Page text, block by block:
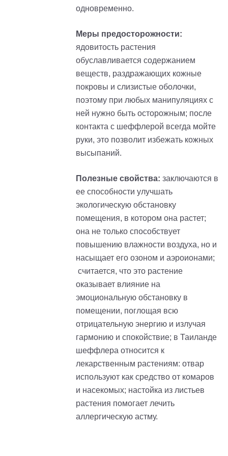
одновременно.
Меры предосторожности:
ядовитость растения
обуславливается содержанием
веществ, раздражающих кожные
покровы и слизистые оболочки,
поэтому при любых манипуляциях с
ней нужно быть осторожным; после
контакта с шеффлерой всегда мойте
руки, это позволит избежать кожных
высыпаний.
Полезные свойства: заключаются в
ее способности улучшать
экологическую обстановку
помещения, в котором она растет;
она не только способствует
повышению влажности воздуха, но и
насыщает его озоном и аэроионами;
считается, что это растение
оказывает влияние на
эмоциональную обстановку в
помещении, поглощая всю
отрицательную энергию и излучая
гармонию и спокойствие; в Таиланде
шеффлера относится к
лекарственным растениям: отвар
используют как средство от комаров
и насекомых; настойка из листьев
растения помогает лечить
аллергическую астму.